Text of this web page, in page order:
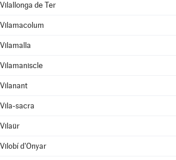
Vilallonga de Ter
Vilamacolum
Vilamalla
Vilamaniscle
Vilanant
Vila-sacra
Vilaür
Vilobí d'Onyar